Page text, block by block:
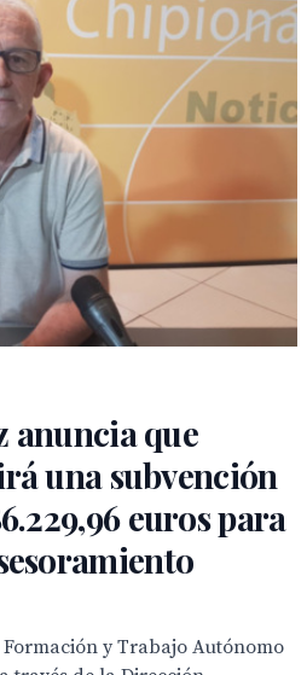
anuncia que
una subvención
euros para
y Trabajo Autónomo